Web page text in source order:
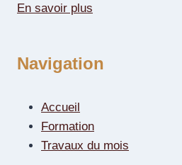
En savoir plus
Navigation
Accueil
Formation
Travaux du mois